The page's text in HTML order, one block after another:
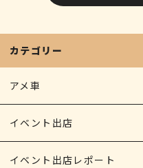
カテゴリー
アメ車
イベント出店
イベント出店レポート